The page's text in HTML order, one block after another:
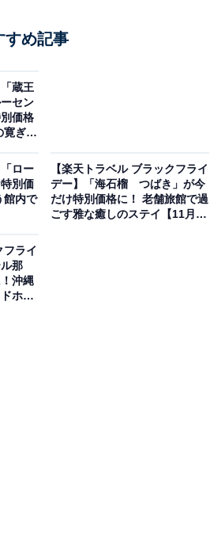
ホテル・旅館」で1位を獲得して
ラベルでホテルを見る
すめ記事
蔵王
セン
価格
寛ぎで
ロー
別価
館内で
【楽天トラベル ブラックフライ
デー】「海石榴 つばき」が今
だけ特別価格に！ 老舗旅館で過
ごす雅な癒しのステイ【11月28
フライ
那
沖縄
ホテ